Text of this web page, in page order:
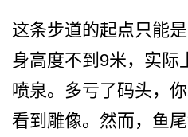
这条步道的起点只能
身高度不到9米，实际
喷泉。多亏了码头，
看到雕像­。然而，鱼